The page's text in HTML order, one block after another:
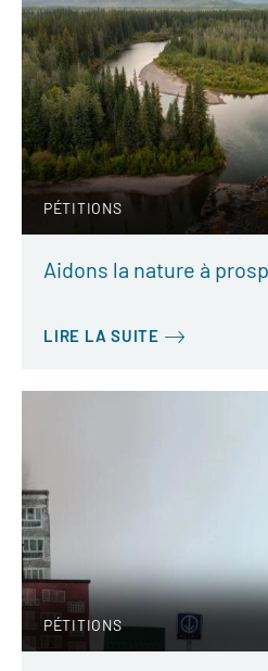
PÉTITIONS
Aidons la nature à
LIRE LA SUITE
PÉTITIONS